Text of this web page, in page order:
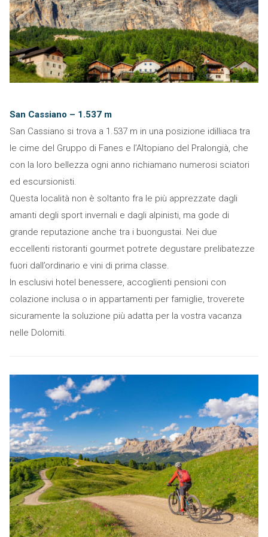
San Cassiano – 1.537 m
San Cassiano si trova a 1.537 m in una posizione idilliaca tra
le cime del Gruppo di Fanes e l’Altopiano del Pralongià, che
con la loro bellezza ogni anno richiamano numerosi sciatori
ed escursionisti.
Questa località non è soltanto fra le più apprezzate dagli
amanti degli sport invernali e dagli alpinisti, ma gode di
grande reputazione anche tra i buongustai. Nei due
eccellenti ristoranti gourmet potrete degustare prelibatezze
fuori dall’ordinario e vini di prima classe.
In esclusivi hotel benessere, accoglienti pensioni con
colazione inclusa o in appartamenti per famiglie, troverete
sicuramente la soluzione più adatta per la vostra vacanza
nelle Dolomiti.